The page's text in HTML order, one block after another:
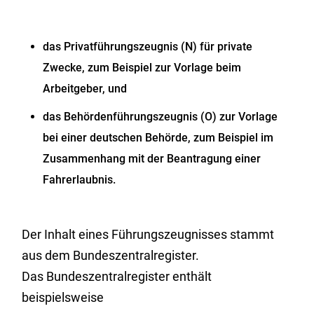
das Privatführungszeugnis (N) für private
Zwecke, zum Beispiel zur Vorlage beim
Arbeitgeber, und
das Behördenführungszeugnis (O) zur Vorlage
bei einer deutschen Behörde, zum Beispiel im
Zusammenhang mit der Beantragung einer
Fahrerlaubnis.
Der Inhalt eines Führungszeugnisses stammt
aus dem Bundeszentralregister.
Das Bundeszentralregister enthält
beispielsweise